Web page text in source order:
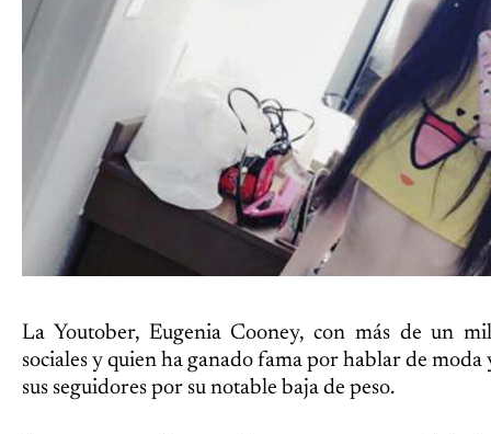
La Youtober, Eugenia Cooney, con más de un
sociales y quien ha ganado fama por hablar de moda
sus seguidores por su notable baja de peso.